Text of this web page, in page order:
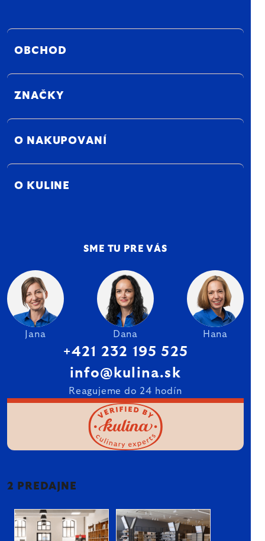
OBCHOD
ZNAČKY
O NAKUPOVANÍ
O KULINE
SME TU PRE VÁS
Jana Dana Hana
+421 232 195 525
info@kulina.sk
Reagujeme do 24 hodín
2 PREDAJNE